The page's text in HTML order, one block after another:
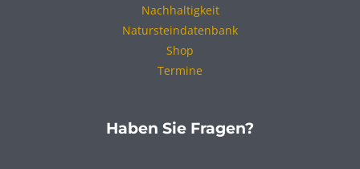
Nachhaltigkeit
Natursteindatenbank
Shop
Termine
Haben Sie Fragen?